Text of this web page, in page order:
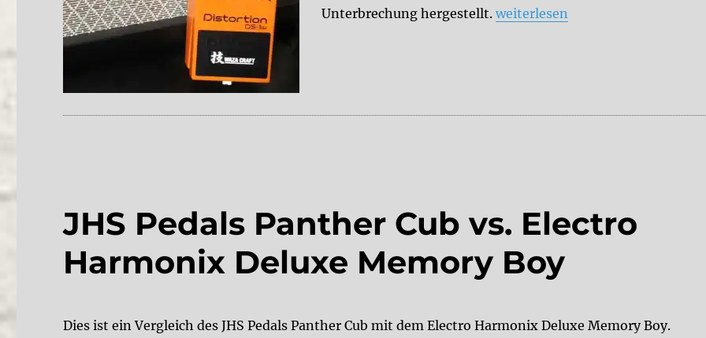
Unterbrechung hergestellt.„Der AMAZONA-Test: Boss DS-
weiterlesen
JHS Pedals Panther Cub vs. Electro
Harmonix Deluxe Memory Boy
Dies ist ein Vergleich des JHS Pedals Panther Cub mit dem Electro Harmonix Deluxe Memory Boy.